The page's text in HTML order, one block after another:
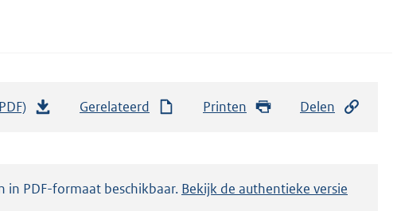
a
Gerelateerd Printen Delen
in PDF-formaat beschikbaar. Bekijk de authentieke versie